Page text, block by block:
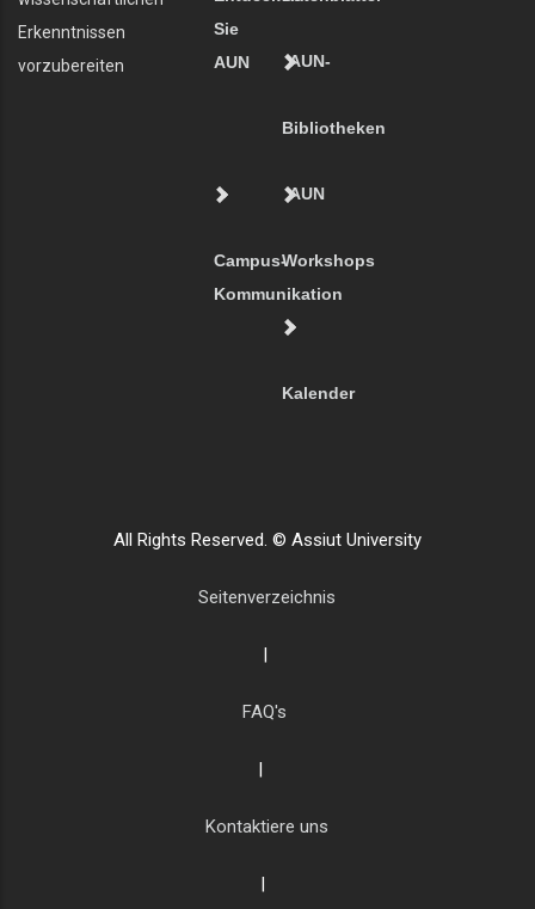
Erkenntnissen
vorzubereiten
Sie
AUN
AUN-
Bibliotheken
Campus-
Kommunikation
AUN
Workshops
Kalender
All Rights Reserved. © Assiut University
Seitenverzeichnis
|
FAQ's
|
Kontaktiere uns
|